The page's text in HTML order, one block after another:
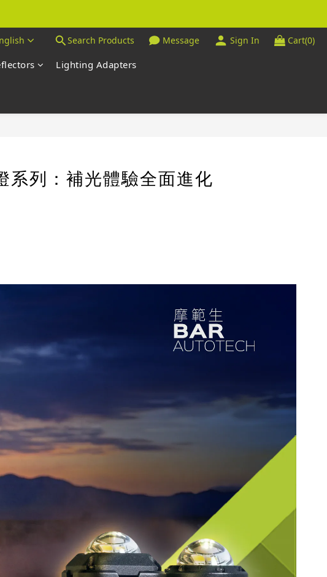
Search Products Message Sign In Cart(0)
Lighting Adapters
系列：補光體驗全面進化